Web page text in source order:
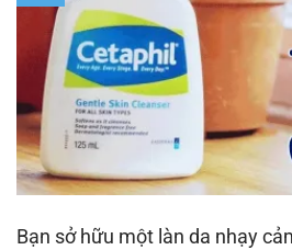
Bạn sở hữu một làn da nhạy